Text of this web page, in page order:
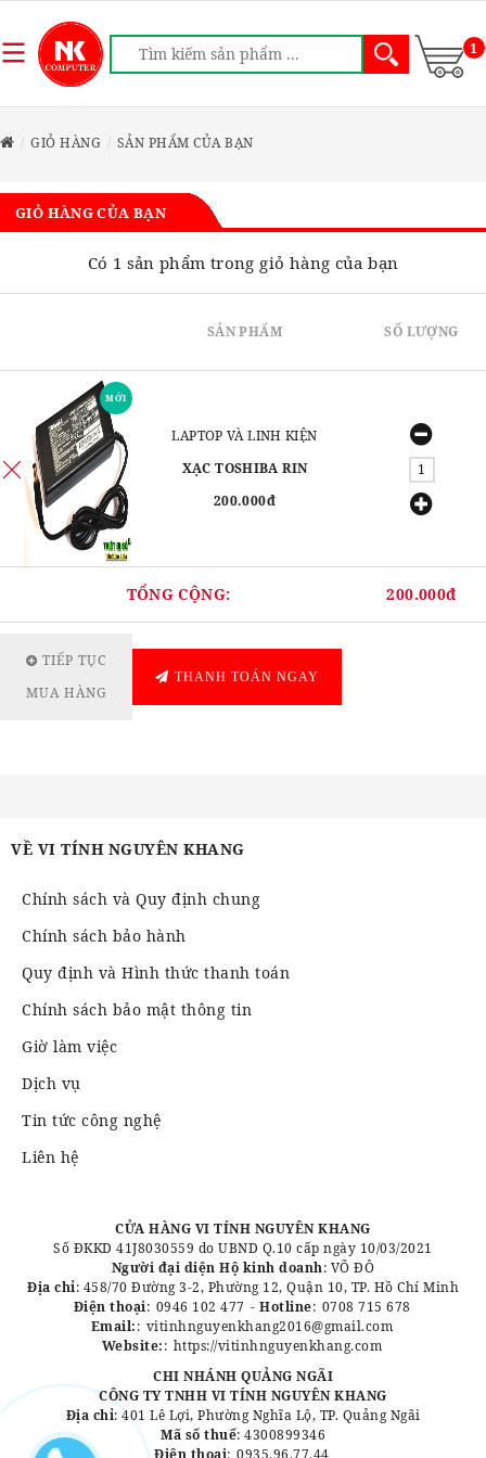
1
GIỎ HÀNG SẢN PHẨM CỦA BẠN
GIỎ HÀNG CỦA BẠN
Có 1 sản phẩm trong giỏ hàng của bạn
SẢN PHẨM SỐ LƯỢNG
MỚI
LAPTOP VÀ LINH KIỆN
XẠC TOSHIBA RIN
200.000đ
TỔNG CỘNG: 200.000đ
TIẾP TỤC
MUA HÀNG
THANH TOÁN NGAY
VỀ VI TÍNH NGUYÊN KHANG
Chính sách và Quy định chung
Chính sách bảo hành
Quy định và Hình thức thanh toán
Chính sách bảo mật thông tin
Giờ làm việc
Dịch vụ
Tin tức công nghệ
Liên hệ
CỬA HÀNG VI TÍNH NGUYÊN KHANG
Số ĐKKD 41J8030559 do UBND Q.10 cấp ngày 10/03/2021
Người đại diện Hộ kinh doanh: VÕ ĐÔ
Địa chỉ: 458/70 Đường 3-2, Phường 12, Quận 10, TP. Hồ Chí Minh
Điện thoại: 0946 102 477 - Hotline: 0708 715 678
Email:: vitinhnguyenkhang2016@gmail.com
Website:: https://vitinhnguyenkhang.com
CHI NHÁNH QUẢNG NGÃI
CÔNG TY TNHH VI TÍNH NGUYÊN KHANG
Địa chỉ: 401 Lê Lợi, Phường Nghĩa Lộ, TP. Quảng Ngãi
Mã số thuế: 4300899346
Điện thoại: 0935.96.77.44